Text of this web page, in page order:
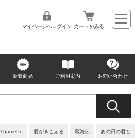
マイページへログイン カートをみる
新着商品 ご利用案内 お問い合わせ
ThamePo 愛がきこえる 蔵海伝 あの日の君と